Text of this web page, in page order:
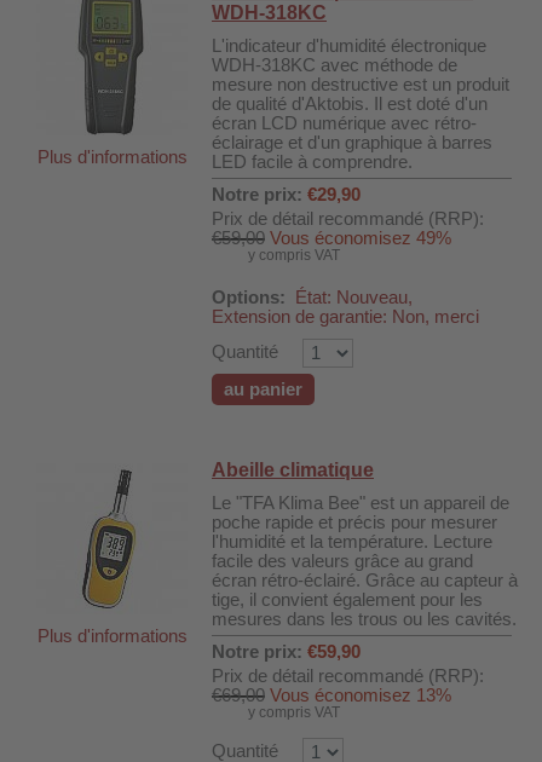
AP1101
Plus d'informations
WDH-318KC
L'indicateur d'humidité électronique
WDH-318KC avec méthode de
mesure non destructive est un produit
de qualité d'Aktobis. Il est doté d'un
écran LCD numérique avec rétro-
éclairage et d'un graphique à barres
LED facile à comprendre.
Notre prix: €29,90
Prix de détail recommandé (RRP):
€59,00 Vous économisez 49%
y compris VAT
Options:
État: Nouveau,
Extension de garantie: Non, merci
Quantité
au panier
Plus d'informations
Abeille climatique
Le "TFA Klima Bee" est un appareil de
poche rapide et précis pour mesurer
l'humidité et la température. Lecture
facile des valeurs grâce au grand
écran rétro-éclairé. Grâce au capteur à
tige, il convient également pour les
mesures dans les trous ou les cavités.
Notre prix: €59,90
Prix de détail recommandé (RRP):
€69,00 Vous économisez 13%
y compris VAT
Quantité